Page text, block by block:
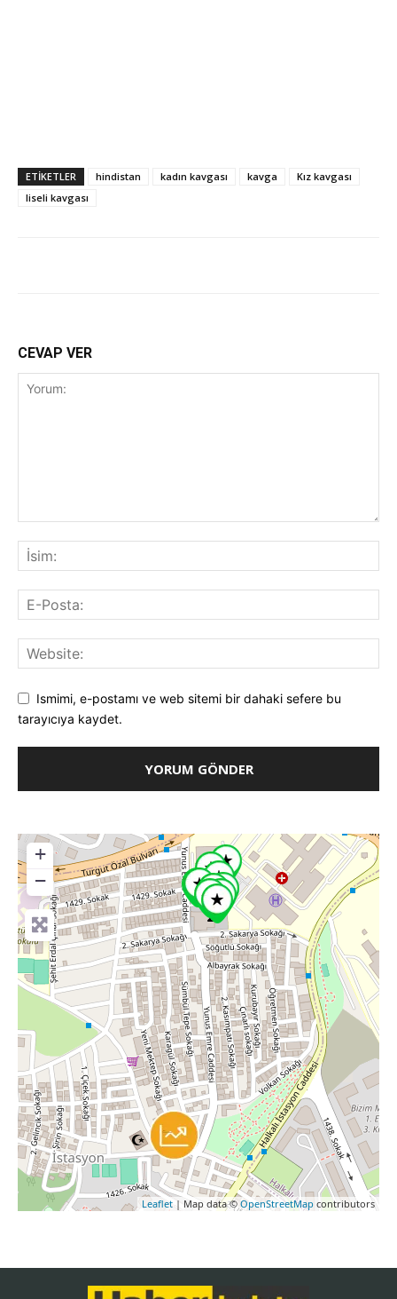
ETİKETLER hindistan kadın kavgası kavga
Kız kavgası
liseli kavgası
CEVAP VER
Ismimi, e-postamı ve web sitemi bir dahaki sefere bu
tarayıcıya kaydet.
+
−
Leaflet | Map data © OpenStreetMap contributors